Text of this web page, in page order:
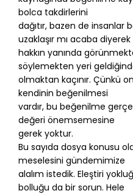
bolca takdirlerini
dağıtır, bazen de insanlar
uzaklaşır mı acaba diyerek
hakkın yanında
söylemekten yeri
olmaktan kaçınır. Çünkü
kendinin beğenilmesi
vardır, bu beğenilme
değeri önemsemesine
gerek yoktur.
Bu sayıda dosya konusu
meselesini gündemimize
alalım istedik. Eleştiri
bolluğu da bir sorun. Hele